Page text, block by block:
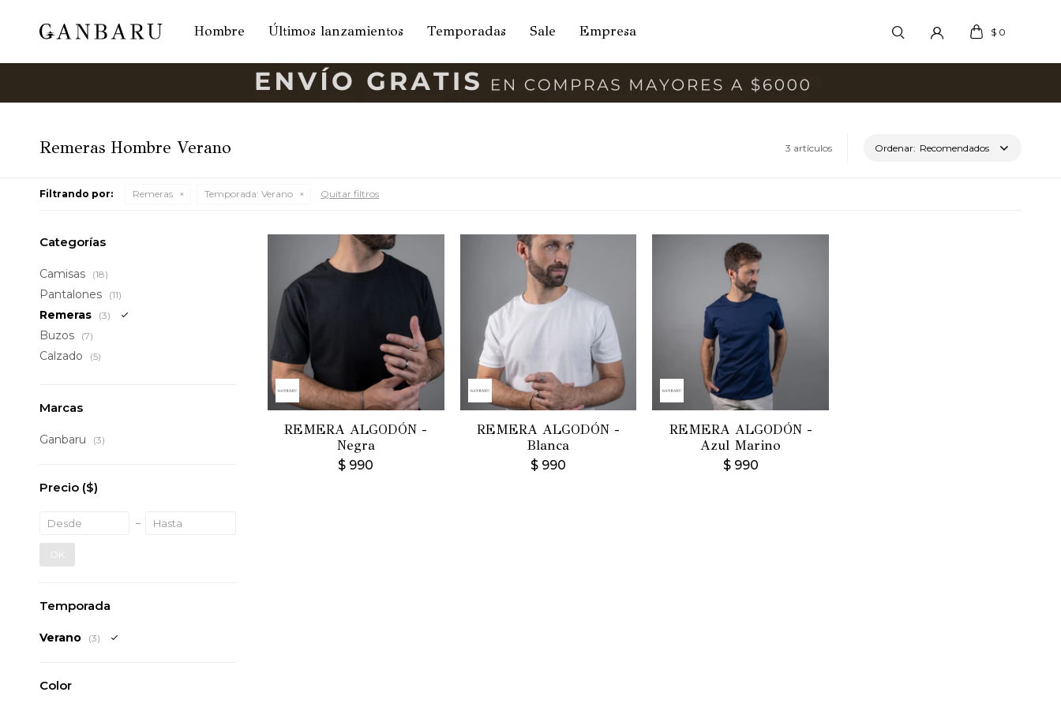
Hombre Últimos lanzamientos Temporadas Sale Empresa $ 0
Remeras Hombre Verano 3 artículos Recomendados
Filtrando por: Remeras Temporada: Verano Quitar filtros
REMERA ALGODÓN -
Negra
$ 990
REMERA ALGODÓN -
Blanca
$ 990
REMERA ALGODÓN -
Azul Marino
$ 990
Categorías
Camisas (18)
Pantalones (11)
Remeras (3)
Buzos (7)
Calzado (5)
Marcas
Ganbaru (3)
Precio ($)
OK
Temporada
Verano (3)
Color